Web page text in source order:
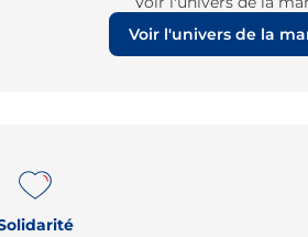
Voir l'univers de la